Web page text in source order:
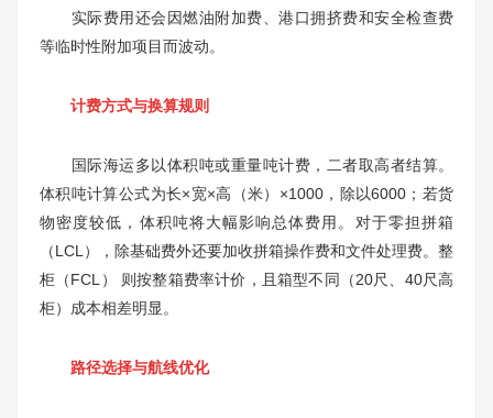
实际费用还会因燃油附加费、港口拥挤费和安全检查费
等临时性附加项目而波动。
计费方式与换算规则
国际海运多以体积吨或重量吨计费，二者取高者结算。
体积吨计算公式为长×宽×高（米）×1000，除以6000；若货
物密度较低，体积吨将大幅影响总体费用。对于零担拼箱
（LCL），除基础费外还要加收拼箱操作费和文件处理费。整
柜（FCL） 则按整箱费率计价，且箱型不同（20尺、40尺高
柜）成本相差明显。
路径选择与航线优化